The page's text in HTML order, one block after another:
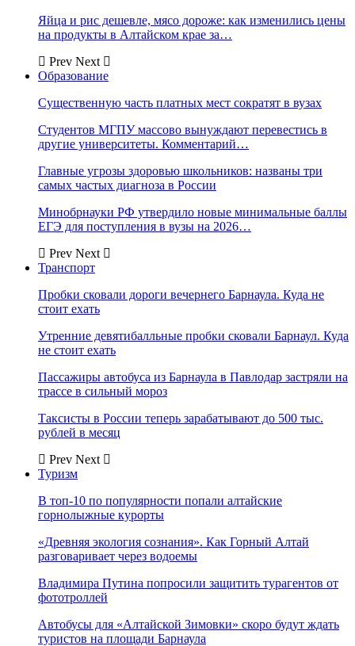
Яйца и рис дешевле, мясо дороже: как изменились цены
на продукты в Алтайском крае за…
Prev Next
Образование
Существенную часть платных мест сократят в вузах
Студентов МГПУ массово вынуждают перевестись в
другие университеты. Комментарий…
Главные угрозы здоровью школьников: названы три
самых частых диагноза в России
Минобрнауки РФ утвердило новые минимальные баллы
ЕГЭ для поступления в вузы на 2026…
Prev Next
Транспорт
Пробки сковали дороги вечернего Барнаула. Куда не
стоит ехать
Утренние девятибалльные пробки сковали Барнаул. Куда
не стоит ехать
Пассажиры автобуса из Барнаула в Павлодар застряли на
трассе в сильный мороз
Таксисты в России теперь зарабатывают до 500 тыс.
рублей в месяц
Prev Next
Туризм
В топ-10 по популярности попали алтайские
горнолыжные курорты
«Древняя экология сознания». Как Горный Алтай
разговаривает через водоемы
Владимира Путина попросили защитить турагентов от
фототроллей
Автобусы для «Алтайской Зимовки» скоро будут ждать
туристов на площади Барнаула